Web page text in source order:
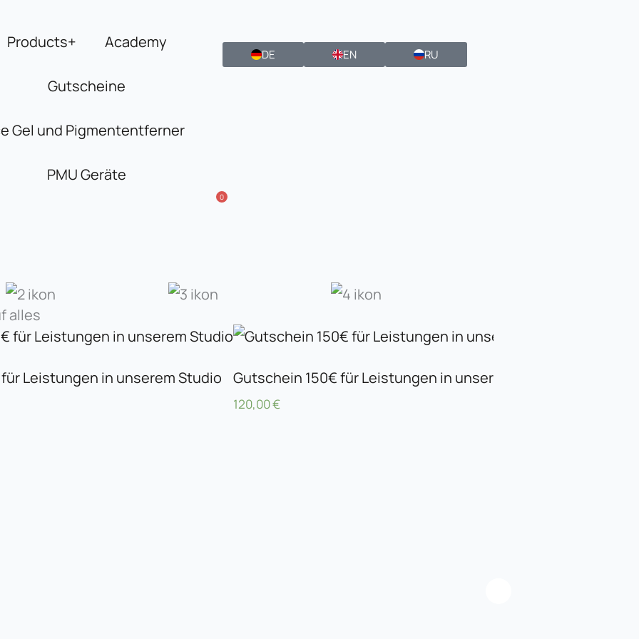
Products+ Academy
Gutscheine
Gel und Pigmententferner
PMU Geräte
DE EN RU
0
alles
Leistungen in unserem Studio Gutschein 150€ für Leistungen in unserem Studio
120,00€